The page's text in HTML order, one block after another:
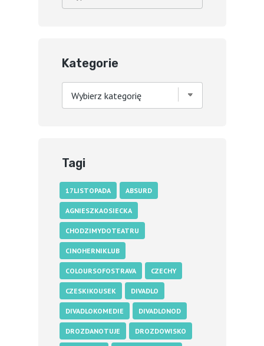
Kategorie
Tagi
17LISTOPADA ABSURD
AGNIESZKAOSIECKA
CHODZIMYDOTEATRU
CINOHERNIKLUB
COLOURSOFOSTRAVA CZECHY
CZESKIKOUSEK DIVADLO
DIVADLOKOMEDIE DIVADLONOD
DROZDANOTUJE DROZDOWISKO